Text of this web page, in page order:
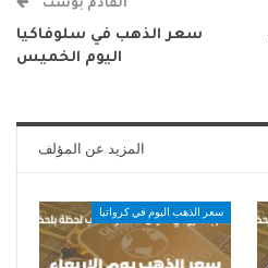
القادم بوست
سعر الذهب في سلوفاكيا
اليوم الخميس
المزيد عن المؤلف
سعر الذهب اليوم في كرواتيا